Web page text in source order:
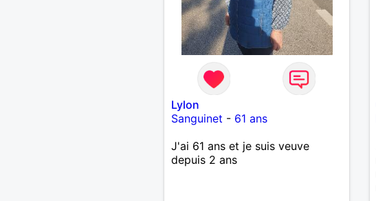
Lylon
Sanguinet - 61 ans
J'ai 61 ans et je suis veuve
depuis 2 ans